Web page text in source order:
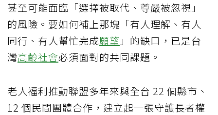
甚至可能面臨「選擇被取代、尊嚴被忽視」
的風險。要如何補上那塊「有人理解、有人
同行、有人幫忙完成願望 」的缺口，已是台
灣高齡社會必須面對的共同課題。
老人福利推動聯盟多年來與全台 22 個縣市、
12 個民間團體合作，建立起一張守護長者權